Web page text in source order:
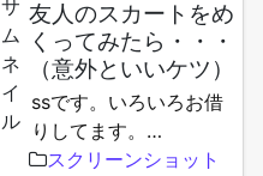
友人のスカートをめ
くってみたら・・・
（意外といいケツ）
ssです。いろいろお借
りしてます。…
スクリーンショット